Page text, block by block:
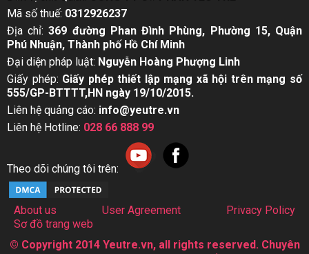
Mã số thuế: 0312926237
Địa chỉ:369 đường Phan Đình Phùng, Phường 15, Quận
Phú Nhuận, Thành phố Hồ Chí Minh
Đại diện pháp luật: Nguyễn Hoàng Phượng Linh
Giấy phép: Giấy phép thiết lập mạng xã hội trên mạng số
555/GP-BTTTT,HN ngày 19/10/2015.
Liên hệ quảng cáo: info@yeutre.vn
Liên hệ Hotline: 028 66 888 99
Theo dõi chúng tôi trên:
About us User Agreement
Privacy Policy
Sơ đồ trang web
© Copyright 2014 Yeutre.vn, all rights reserved. Chuyên